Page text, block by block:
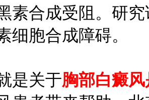
素合成受阻。研
细胞合成障碍。
关于胸部白癜